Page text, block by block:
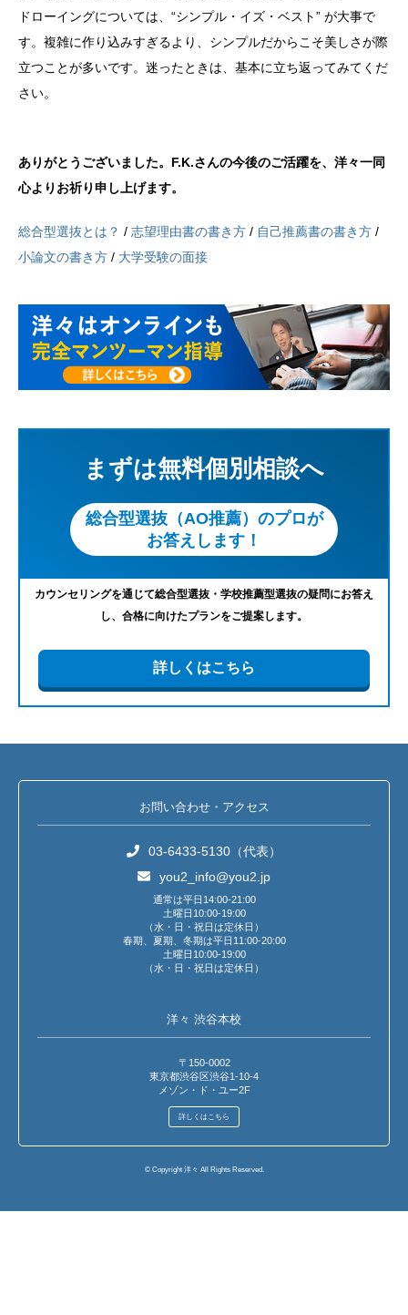
ドローイングについては、“シンプル・イズ・ベスト” が大事で
す。複雑に作り込みすぎるより、シンプルだからこそ美しさが際
立つことが多いです。迷ったときは、基本に立ち返ってみてくだ
さい。
ありがとうございました。F.K.さんの今後のご活躍を、洋々一同
心よりお祈り申し上げます。
総合型選抜とは？ / 志望理由書の書き方 / 自己推薦書の書き方 /
小論文の書き方 / 大学受験の面接
まずは無料個別相談へ
総合型選抜（AO推薦）のプロが
お答えします！
カウンセリングを通じて総合型選抜・学校推薦型選抜の疑問にお答え
し、合格に向けたプランをご提案します。
詳しくはこちら
お問い合わせ・アクセス
03-6433-5130（代表）
you2_info@you2.jp
通常は平日14:00-21:00
土曜日10:00-19:00
（水・日・祝日は定休日）
春期、夏期、冬期は平日11:00-20:00
土曜日10:00-19:00
（水・日・祝日は定休日）
洋々 渋谷本校
〒150-0002
東京都渋谷区渋谷1-10-4
メゾン・ド・ユー2F
詳しくはこちら
© Copyright 洋々 All Rights Reserved.